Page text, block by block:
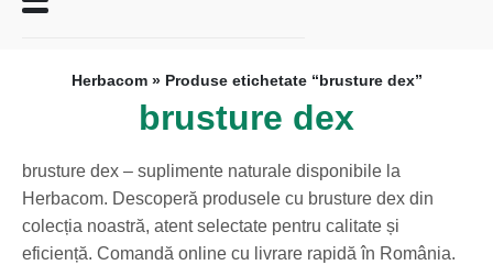
Herbacom» Produse etichetate “brusture dex”
brusture dex
brusture dex – suplimente naturale disponibile la
Herbacom. Descoperă produsele cu brusture dex din
colecția noastră, atent selectate pentru calitate și
eficiență. Comandă online cu livrare rapidă în România.